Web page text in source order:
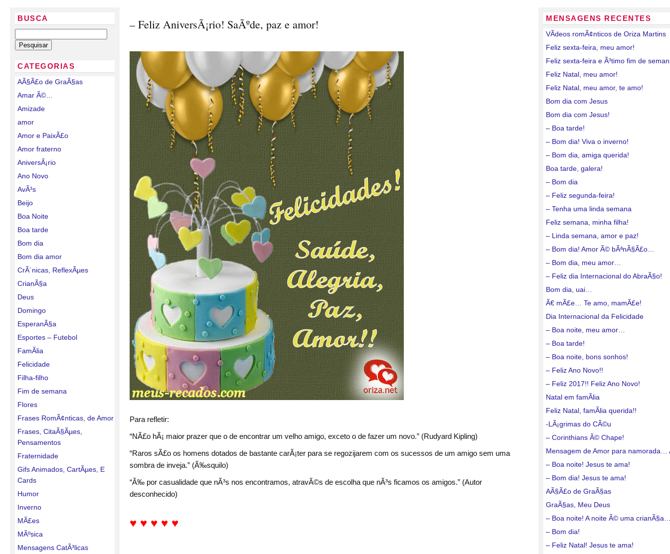
BUSCA
CATEGORIAS
AÃ§Ã£o de GraÃ§as
Amar Ã©…
Amizade
amor
Amor e PaixÃ£o
Amor fraterno
AniversÃ¡rio
Ano Novo
AvÃ³s
Beijo
Boa Noite
Boa tarde
Bom dia
Bom dia amor
CrÃ´nicas, ReflexÃµes
CrianÃ§a
Deus
Domingo
EsperanÃ§a
Esportes – Futebol
FamÃ­lia
Felicidade
Filha-filho
Fim de semana
Flores
Frases RomÃ¢nticas, de Amor
Frases, CitaÃ§Ãµes,
Pensamentos
Fraternidade
Gifs Animados, CartÃµes, E
Cards
Humor
Inverno
MÃ£es
MÃºsica
Mensagens CatÃ³licas
– Feliz AniversÃ¡rio! SaÃºde, paz e amor!
Para refletir:
“NÃ£o hÃ¡ maior prazer que o de encontrar um velho amigo, exceto o de fazer um novo.” (Rudyard Kipling)
“Raros sÃ£o os homens dotados de bastante carÃ¡ter para se regozijarem com os sucessos de um amigo sem uma
sombra de inveja.” (Ã‰squilo)
“Ã‰ por casualidade que nÃ³s nos encontramos, atravÃ©s de escolha que nÃ³s ficamos os amigos.” (Autor
desconhecido)
♥ ♥ ♥ ♥ ♥
MENSAGENS RECENTES
VÃ­deos romÃ¢nticos de Oriza Martins
Feliz sexta-feira, meu amor!
Feliz sexta-feira e Ã³timo fim de
Feliz Natal, meu amor!
Feliz Natal, meu amor, te amo!
Bom dia com Jesus
Bom dia com Jesus!
– Boa tarde!
– Bom dia! Viva o inverno!
– Bom dia, amiga querida!
Boa tarde, galera!
– Bom dia
– Feliz segunda-feira!
– Tenha uma linda semana
Feliz semana, minha filha!
– Linda semana, amor e paz!
– Bom dia! Amor Ã© bÃªnÃ§Ã£o…
– Bom dia, meu amor…
– Feliz dia Internacional do AbraÃ§o!
Bom dia, uai…
Ã€ mÃ£e… Te amo, mamÃ£e!
Dia Internacional da Felicidade
– Boa noite, meu amor…
– Boa tarde!
– Boa noite, bons sonhos!
– Feliz Ano Novo!!
– Feliz 2017!! Feliz Ano Novo!
Natal em famÃ­lia
Feliz Natal, famÃ­lia querida!!
-LÃ¡grimas do CÃ©u
– Corinthians Ã© Chape!
Mensagem de Amor para namorada…
– Boa noite! Jesus te ama!
– Bom dia! Jesus te ama!
AÃ§Ã£o de GraÃ§as
GraÃ§as, Meu Deus
– Boa noite! A noite Ã© uma
– Bom dia!
– Feliz Natal! Jesus te ama!